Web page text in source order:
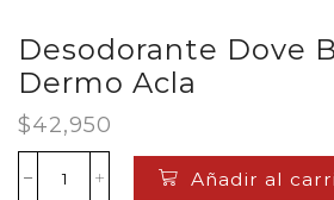
Desodorante Dove
Dermo Acla
$42,950
Desodorante
Añadir al